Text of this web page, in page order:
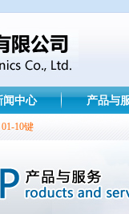
闻中心 产品与
01-10键